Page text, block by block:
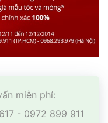
miễn phí:
- 0972 899 911